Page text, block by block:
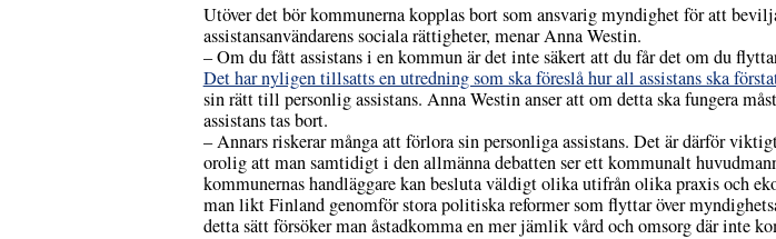
Utöver det bör kommunerna kopplas bort som ansvarig myndighet för att
assistansanvändarens sociala rättigheter, menar Anna Westin.
– Om du fått assistans i en kommun är det inte säkert att du får det om du
Det har nyligen tillsatts en utredning som ska föreslå hur all assistans ska
sin rätt till personlig assistans. Anna Westin anser att om detta ska fungera
assistans tas bort.
– Annars riskerar många att förlora sin personliga assistans. Det är därför
orolig att man samtidigt i den allmänna debatten ser ett kommunalt
kommunernas handläggare kan besluta väldigt olika utifrån olika praxis och
man likt Finland genomför stora politiska reformer som flyttar över
detta sätt försöker man åstadkomma en mer jämlik vård och omsorg där inte